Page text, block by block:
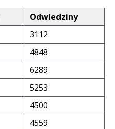
Odwiedziny
3112
4848
6289
5253
4500
4559